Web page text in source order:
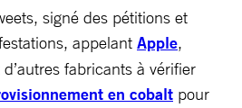
signé des pétitions et
appelant Apple,
fabricants à vérifier
en cobalt pour